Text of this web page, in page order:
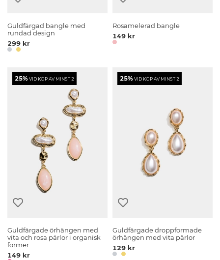
Guldfärgad bangle med
rundad design
299 kr
Rosamelerad bangle
149 kr
25%VID KÖP AV MINST 2
Guldfärgade örhängen med
vita och rosa pärlor i organisk
former
149 kr
25%VID KÖP AV MINST 2
Guldfärgade droppformade
örhängen med vita pärlor
129 kr